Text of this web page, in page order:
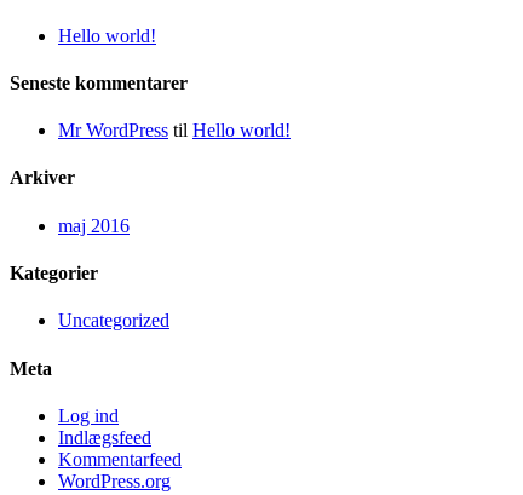
Hello world!
Seneste kommentarer
Mr WordPress til Hello world!
Arkiver
maj 2016
Kategorier
Uncategorized
Meta
Log ind
Indlægsfeed
Kommentarfeed
WordPress.org